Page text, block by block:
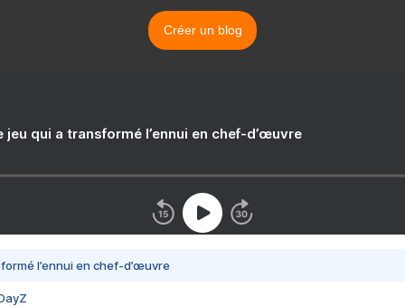
Créer un blog
jeu qui a transformé l’ennui en chef-d’œuvre
l’ennui en chef-d’œuvre